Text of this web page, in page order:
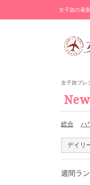
女子旅の最
女子旅プレ
総合 ハ
デイリ
週間ラ